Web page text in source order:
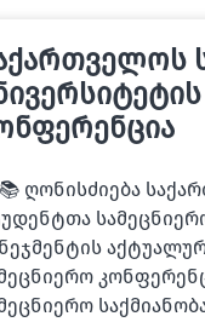
ღონისძიება